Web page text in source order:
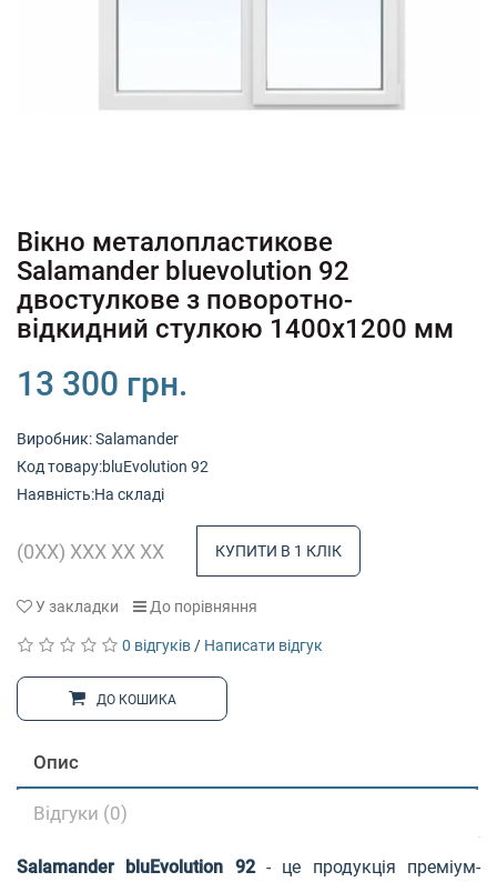
Вікно металопластикове
Salamander bluevolution 92
двостулкове з поворотно-
відкидний стулкою 1400х1200 мм
13 300 грн.
Виробник:Salamander
Код товару:bluEvolution 92
Наявність:На складі
КУПИТИ В 1 КЛІК
У закладки До порівняння
0 відгуків / Написати відгук
ДО КОШИКА
Опис
Відгуки (0)
Salamander bluЕvolution 92- це продукція преміум-